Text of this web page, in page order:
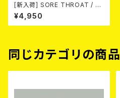
[新入荷] SORE THROAT / DI
SGRACE TO THE CORPSE
OF SID(2025 NEW EDITIO
N) (LP)
¥4,950
同じカテゴリの商品